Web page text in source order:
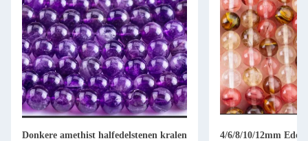
Donkere amethist halfedelstenen kralen
4/6/8/10/12mm